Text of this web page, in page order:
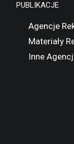
PUBLIKACJE
Agencje
Materiały
Inne